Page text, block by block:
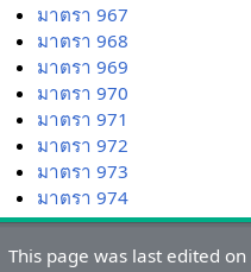
มาตรา 967
มาตรา 968
มาตรา 969
มาตรา 970
มาตรา 971
มาตรา 972
มาตรา 973
มาตรา 974
This page was last edited